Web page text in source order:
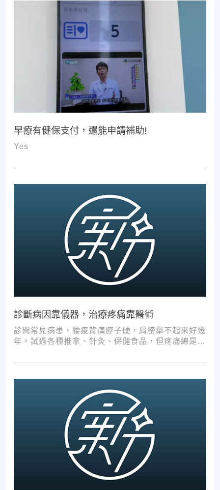
早療有健保支付，還能申請補助!
Yes
診斷病因靠儀器，治療疼痛靠醫術
診間常見病患，腰痠背痛脖子硬，肩膀舉不起來好幾
年。試過各種推拿、針灸、保健食品，但疼痛總是時